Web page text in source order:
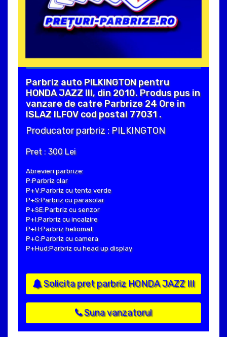
Parbriz auto PILKINGTON pentru
HONDA JAZZ III, din 2010. Produs pus in
vanzare de catre Parbrize 24 Ore in
ISLAZ ILFOV cod postal 77031 .
Producator parbriz : PILKINGTON
Pret : 300 Lei
Abrevieri parbrize:
P:Parbriz clar
P+V:Parbriz cu tenta verde
P+S:Parbriz cu parasolar
P+SE:Parbriz cu senzor
P+I:Parbriz cu incalzire
P+H:Parbriz heliomat
P+C:Parbriz cu camera
P+Hud:Parbriz cu head up display
Solicita pret parbriz HONDA JAZZ III
Suna vanzatorul